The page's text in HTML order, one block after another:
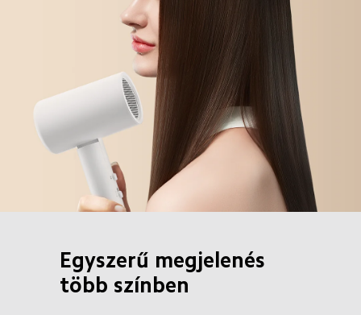
Egyszerű megjelenés
több színben